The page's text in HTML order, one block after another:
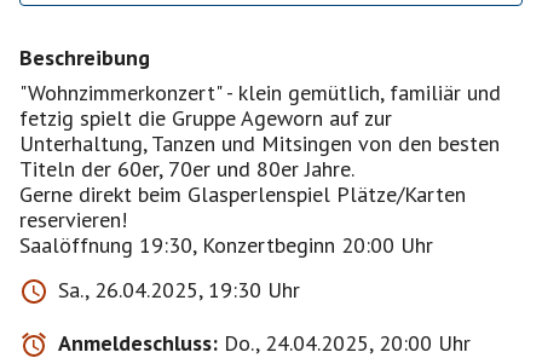
Beschreibung
"Wohnzimmerkonzert" - klein gemütlich, familiär und
fetzig spielt die Gruppe Ageworn auf zur
Unterhaltung, Tanzen und Mitsingen von den besten
Titeln der 60er, 70er und 80er Jahre.
Gerne direkt beim Glasperlenspiel Plätze/Karten
reservieren!
Saalöffnung 19:30, Konzertbeginn 20:00 Uhr
Sa., 26.04.2025, 19:30 Uhr
Anmeldeschluss: Do., 24.04.2025, 20:00 Uhr